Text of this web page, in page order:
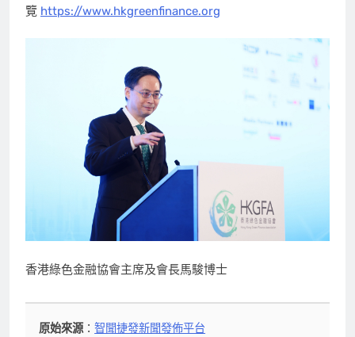
覽 https://www.hkgreenfinance.org
香港綠色金融協會主席及會長馬駿博士
原始來源：智聞捷發新聞發佈平台